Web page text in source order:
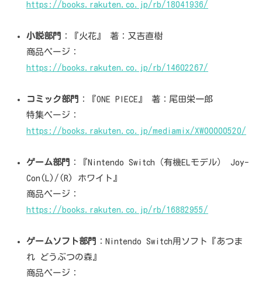
https://books.rakuten.co.jp/rb/18041936/
小説部門
：『火花』 著：又吉直樹
商品ページ：
https://books.rakuten.co.jp/rb/14602267/
コミック部門
：『ONE PIECE』 著：尾田栄一郎
特集ページ：
https://books.rakuten.co.jp/mediamix/XW00000520/
ゲーム部門
：『Nintendo Switch（有機ELモデル） Joy-
Con(L)/(R) ホワイト』
商品ページ：
https://books.rakuten.co.jp/rb/16882955/
ゲームソフト部門
：Nintendo Switch用ソフト『あつま
れ どうぶつの森』
商品ページ：